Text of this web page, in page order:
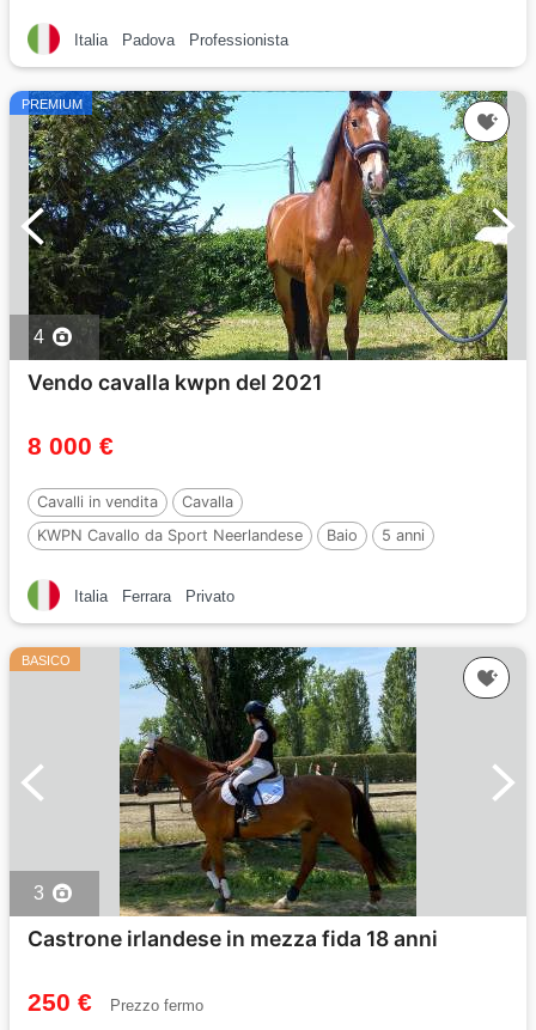
Italia Padova Professionista
PREMIUM
4
Vendo cavalla kwpn del 2021
8 000 €
Cavalli in vendita
Cavalla
KWPN Cavallo da Sport Neerlandese
Baio
5 anni
Italia
Ferrara Privato
BASICO
3
Castrone irlandese in mezza fida 18 anni
250 € Prezzo fermo